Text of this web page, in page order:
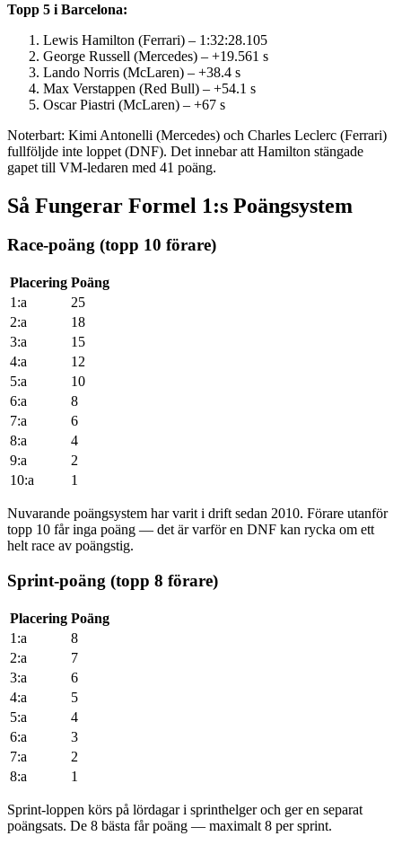
Topp 5 i Barcelona:
Lewis Hamilton (Ferrari) – 1:32:28.105
George Russell (Mercedes) – +19.561 s
Lando Norris (McLaren) – +38.4 s
Max Verstappen (Red Bull) – +54.1 s
Oscar Piastri (McLaren) – +67 s
Noterbart: Kimi Antonelli (Mercedes) och Charles Leclerc (Ferrari)
fullföljde inte loppet (DNF). Det innebar att Hamilton stängade
gapet till VM-ledaren med 41 poäng.
Så Fungerar Formel 1:s Poängsystem
Race-poäng (topp 10 förare)
Placering Poäng
1:a
25
2:a
18
3:a
15
4:a
12
5:a
10
6:a
8
7:a
6
8:a
4
9:a
2
10:a
1
Nuvarande poängsystem har varit i drift sedan 2010. Förare utanför
topp 10 får inga poäng — det är varför en DNF kan rycka om ett
helt race av poängstig.
Sprint-poäng (topp 8 förare)
Placering Poäng
1:a
8
2:a
7
3:a
6
4:a
5
5:a
4
6:a
3
7:a
2
8:a
1
Sprint-loppen körs på lördagar i sprinthelger och ger en separat
poängsats. De 8 bästa får poäng — maximalt 8 per sprint.